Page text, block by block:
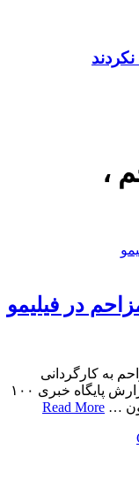
،
در فیلیمو
به کارگردانی
محمد کریمی را در پلتفرم فیلیمو ببینید. به گزارش پایگاه خبری ۱۰۰
…
Read More
on